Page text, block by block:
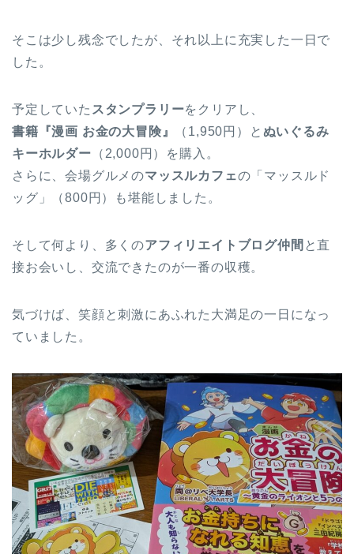
そこは少し残念でしたが、それ以上に充実した一日で
した。
予定していた スタンプラリーをクリアし、
書籍『漫画 お金の大冒険』
（1,950円）と ぬいぐるみ
キーホルダー （2,000円）を購入。
さらに、会場グルメのマッスルカフェの「マッスルド
ッグ」（800円）も堪能しました。
そして何より、多くのアフィリエイトブログ仲間 と直
接お会いし、交流できたのが一番の収穫。
気づけば、笑顔と刺激にあふれた大満足の一日になっ
ていました。